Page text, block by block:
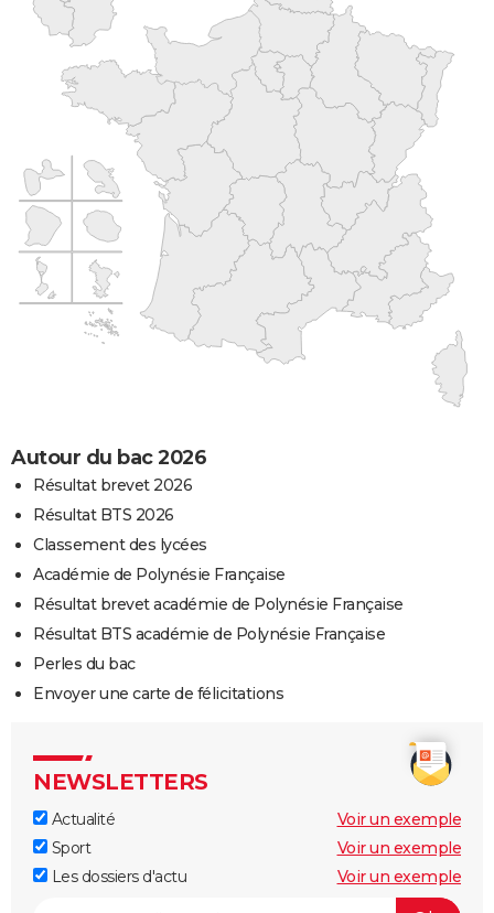
Autour du bac 2026
Résultat brevet 2026
Résultat BTS 2026
Classement des lycées
Académie de Polynésie Française
Résultat brevet académie de Polynésie Française
Résultat BTS académie de Polynésie Française
Perles du bac
Envoyer une carte de félicitations
NEWSLETTERS
Actualité
Voir un exemple
Sport
Voir un exemple
Les dossiers d'actu
Voir un exemple